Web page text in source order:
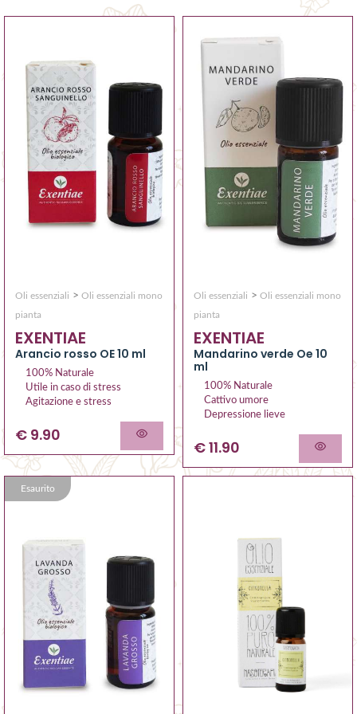
Oli essenziali > Oli essenziali mono
pianta
EXENTIAE
Arancio rosso OE 10 ml
100% Naturale
Utile in caso di stress
Agitazione e stress
€ 9.90
Oli essenziali > Oli essenziali mono
pianta
EXENTIAE
Mandarino verde Oe 10
ml
100% Naturale
Cattivo umore
Depressione lieve
€ 11.90
Esaurito